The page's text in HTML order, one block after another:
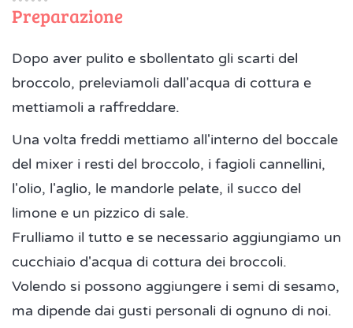
Preparazione
Dopo aver pulito e sbollentato gli scarti del
broccolo, preleviamoli dall'acqua di cottura e
mettiamoli a raffreddare.
Una volta freddi mettiamo all'interno del boccale
del mixer i resti del broccolo, i fagioli cannellini,
l'olio, l'aglio, le mandorle pelate, il succo del
limone e un pizzico di sale.
Frulliamo il tutto e se necessario aggiungiamo un
cucchiaio d'acqua di cottura dei broccoli.
Volendo si possono aggiungere i semi di sesamo,
ma dipende dai gusti personali di ognuno di noi.